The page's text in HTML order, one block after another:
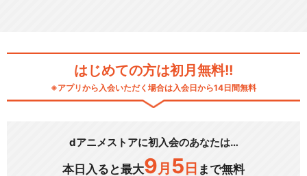
はじめての方は初月無料!!
※アプリから入会いただく場合は入会日から14日間無料
dアニメストアに初入会のあなたは…
本日入ると最大9 月 5 日 まで無料